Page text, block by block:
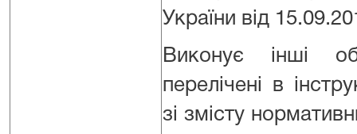
України від
Виконує інші
перелічені в
зі змісту